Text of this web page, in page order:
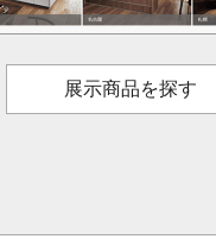
展示商品を探す